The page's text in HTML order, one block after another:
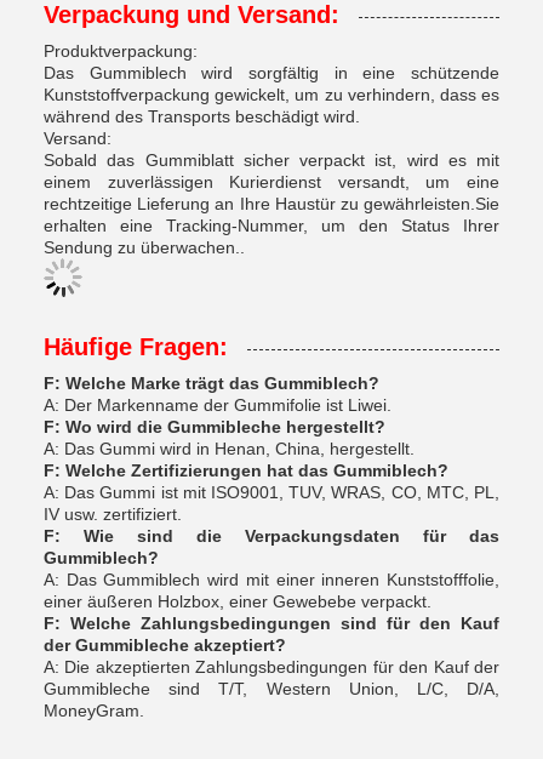
Verpackung und Versand:
Produktverpackung:
Das Gummiblech wird sorgfältig in eine schützende
Kunststoffverpackung gewickelt, um zu verhindern, dass es
während des Transports beschädigt wird.
Versand:
Sobald das Gummiblatt sicher verpackt ist, wird es mit
einem zuverlässigen Kurierdienst versandt, um eine
rechtzeitige Lieferung an Ihre Haustür zu gewährleisten.Sie
erhalten eine Tracking-Nummer, um den Status Ihrer
Sendung zu überwachen..
Häufige Fragen:
F: Welche Marke trägt das Gummiblech?
A: Der Markenname der Gummifolie ist Liwei.
F: Wo wird die Gummibleche hergestellt?
A: Das Gummi wird in Henan, China, hergestellt.
F: Welche Zertifizierungen hat das Gummiblech?
A: Das Gummi ist mit ISO9001, TUV, WRAS, CO, MTC, PL,
IV usw. zertifiziert.
F: Wie sind die Verpackungsdaten für das
Gummiblech?
A: Das Gummiblech wird mit einer inneren Kunststofffolie,
einer äußeren Holzbox, einer Gewebebe verpackt.
F: Welche Zahlungsbedingungen sind für den Kauf
der Gummibleche akzeptiert?
A: Die akzeptierten Zahlungsbedingungen für den Kauf der
Gummibleche sind T/T, Western Union, L/C, D/A,
MoneyGram.